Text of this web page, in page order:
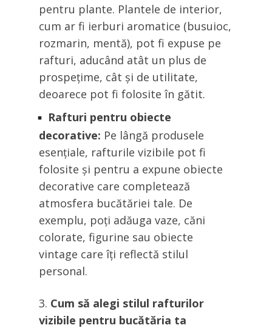
pentru plante. Plantele de interior,
cum ar fi ierburi aromatice (busuioc,
rozmarin, mentă), pot fi expuse pe
rafturi, aducând atât un plus de
prospețime, cât și de utilitate,
deoarece pot fi folosite în gătit.
Rafturi pentru obiecte
decorative: Pe lângă produsele
esențiale, rafturile vizibile pot fi
folosite și pentru a expune obiecte
decorative care completează
atmosfera bucătăriei tale. De
exemplu, poți adăuga vaze, căni
colorate, figurine sau obiecte
vintage care îți reflectă stilul
personal.
Cum să alegi stilul rafturilor
vizibile pentru bucătăria ta